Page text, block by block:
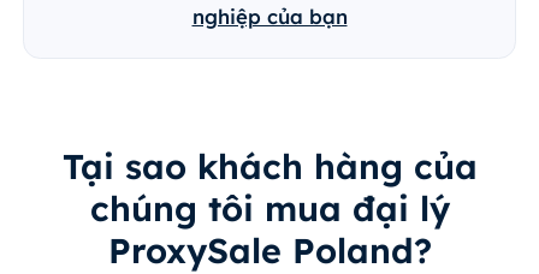
nghiệp của bạn
Tại sao khách hàng của
chúng tôi mua đại lý
ProxySale Poland?